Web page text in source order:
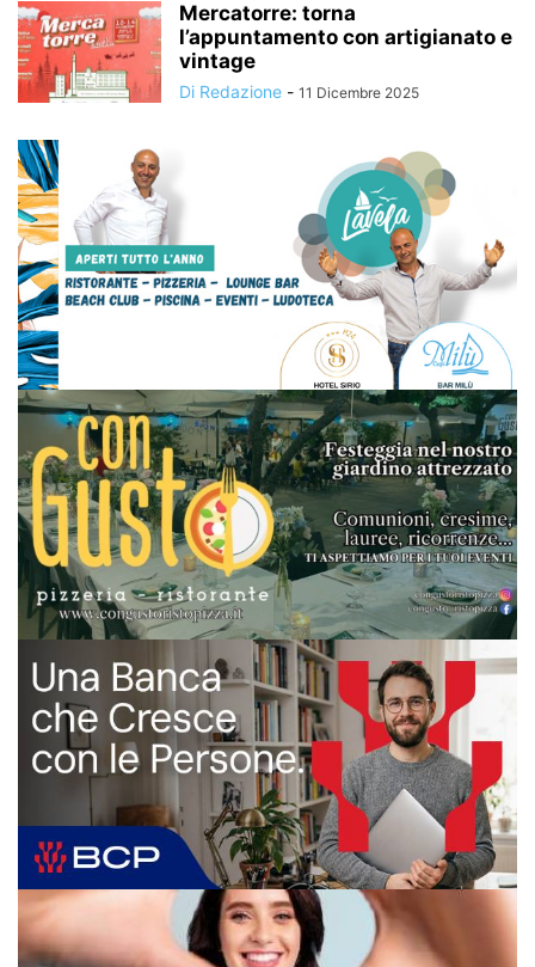
Mercatorre: torna
l’appuntamento con artigianato e
vintage
Di Redazione - 11 Dicembre 2025